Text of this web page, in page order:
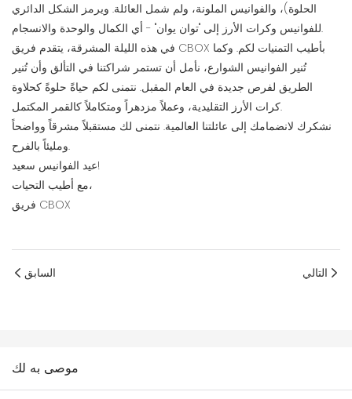
الحلوة)، والفوانيس الملونة، ولم شمل العائلة. ويرمز الشكل الدائري
للفوانيس وكرات الأرز إلى "توان يوان" - أي الكمال والوحدة والانسجام.
في هذه الليلة المشرقة، يتقدم فريق CBOX بأطيب التمنيات لكم. وكما
تُنير الفوانيس الشوارع، نأمل أن تستمر شراكتنا في التألق وأن تُنير
الطريق لفرص جديدة في العام المقبل. نتمنى لكم حياةً حلوةً كحلاوة
كرات الأرز التقليدية، وعملاً مزدهراً ومتكاملاً كالقمر المكتمل.
نشكرك لانضمامك إلى عائلتنا العالمية. نتمنى لك مستقبلاً مشرقاً وواضحاً
ومليئاً بالفرح.
عيد الفوانيس سعيد!
مع أطيب التحيات،
فريق CBOX
السابق التالي
موصى به لك